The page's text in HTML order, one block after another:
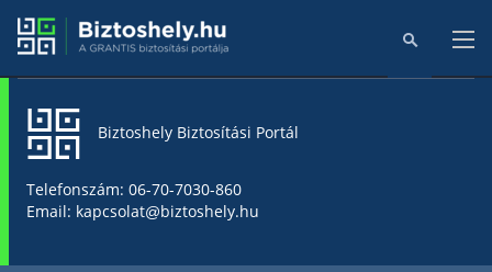
Biztoshely Biztosítási Portál
Telefonszám: 06-70-7030-860
Email: kapcsolat@biztoshely.hu